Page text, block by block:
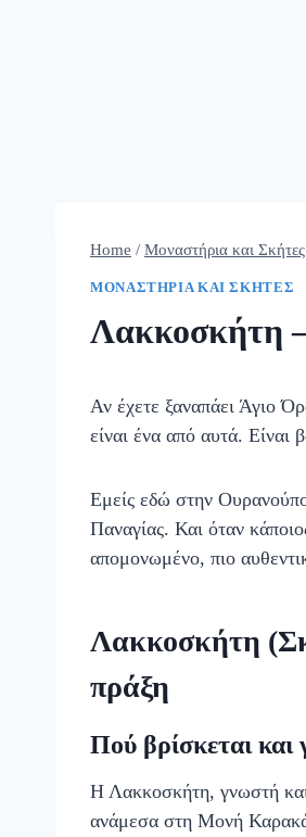
Home / Μοναστήρια και Σκήτες
ΜΟΝΑΣΤΉΡΙΑ ΚΑΙ ΣΚΉΤΕΣ
Λακκοσκήτη
Αν έχετε ξαναπάει Άγιο
είναι ένα από αυτά.
Εμείς εδώ στην
Παναγίας. Και όταν
απομονωμένο, πιο
Λακκοσκήτη
πράξη
Πού βρίσκεται και
Η Λακκοσκήτη, γνωστή
ανάμεσα στη Μονή